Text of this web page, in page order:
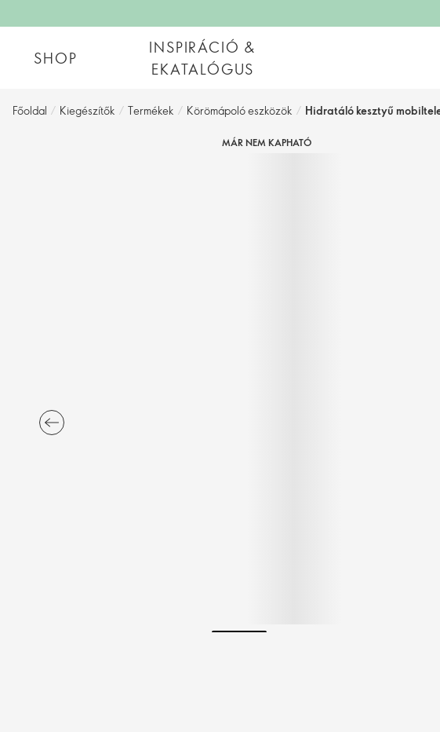
SHOP
INSPIRÁCIÓ &
EKATALÓGUS
Főoldal / Kiegészítők / Termékek / Körömápoló eszközök / Hidratáló kesztyű
MÁR NEM KAPHATÓ